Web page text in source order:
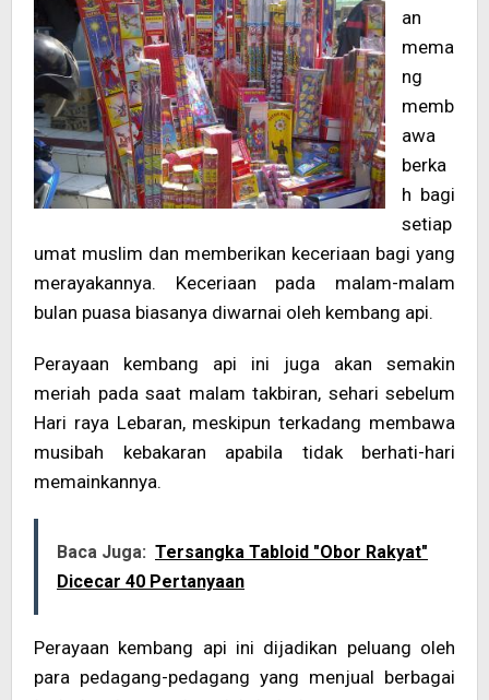
an
mema
ng
memb
awa
berka
h bagi
setiap
umat muslim dan memberikan keceriaan bagi yang
merayakannya. Keceriaan pada malam-malam
bulan puasa biasanya diwarnai oleh kembang api.
Perayaan kembang api ini juga akan semakin
meriah pada saat malam takbiran, sehari sebelum
Hari raya Lebaran, meskipun terkadang membawa
musibah kebakaran apabila tidak berhati-hari
memainkannya.
Baca Juga: Tersangka Tabloid "Obor Rakyat"
Dicecar 40 Pertanyaan
Perayaan kembang api ini dijadikan peluang oleh
para pedagang-pedagang yang menjual berbagai